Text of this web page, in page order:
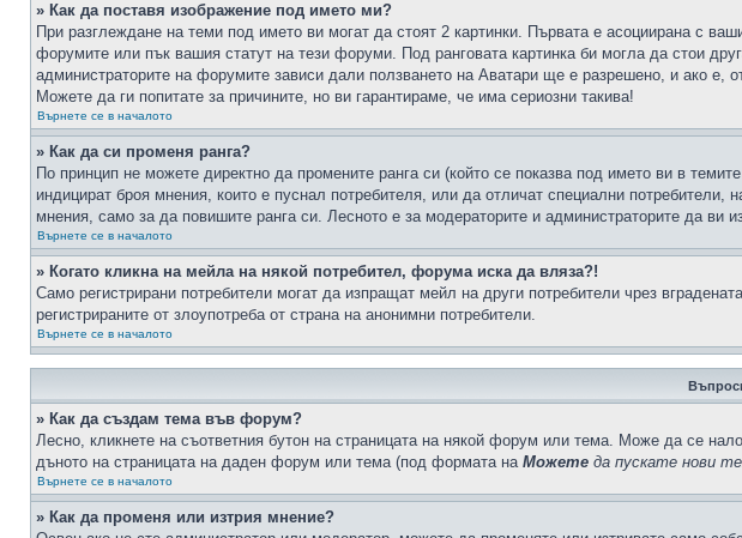
» Как да поставя изображение под името ми?
При разглеждане на теми под името ви могат да стоят 2 картинки. Първата е асоциирана с
форумите или пък вашия статут на тези форуми. Под ранговата картинка би могла да стои
администраторите на форумите зависи дали ползването на Аватари ще е разрешено, и ако е,
Можете да ги попитате за причините, но ви гарантираме, че има сериозни такива!
Върнете се в началото
» Как да си променя ранга?
По принцип не можете директно да промените ранга си (който се показва под името ви в
индицират броя мнения, които е пуснал потребителя, или да отличат специални
мнения, само за да повишите ранга си. Лесното е за модераторите и администраторите да ви
Върнете се в началото
» Когато кликна на мейла на някой потребител, форума иска да вляза?!
Само регистрирани потребители могат да изпращат мейл на други потребители чрез
регистрираните от злоупотреба от страна на анонимни потребители.
Върнете се в началото
» Как да създам тема във форум?
Лесно, кликнете на съответния бутон на страницата на някой форум или тема. Може да се
дъното на страницата на даден форум или тема (под формата на Можете да пускате нови
Върнете се в началото
» Как да променя или изтрия мнение?